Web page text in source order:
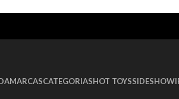
MARCASCATEGORIASHOT TOYSSIDESHOW